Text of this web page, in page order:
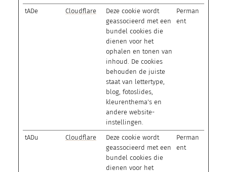
tADe Cloudflare
Deze cookie wordt
geassocieerd met een
bundel cookies die
dienen voor het
ophalen en tonen van
inhoud. De cookies
behouden de juiste
staat van lettertype,
blog, fotoslides,
kleurenthema's en
andere website-
instellingen.
Perman
ent
tADu Cloudflare
Deze cookie wordt
geassocieerd met een
bundel cookies die
dienen voor het
Perman
ent